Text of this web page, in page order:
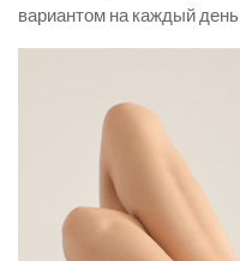
вариантом на каждый день.